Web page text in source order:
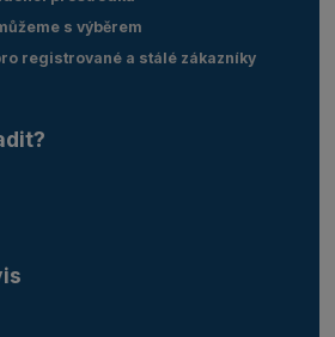
s výběrem
registrované a stálé zákazníky